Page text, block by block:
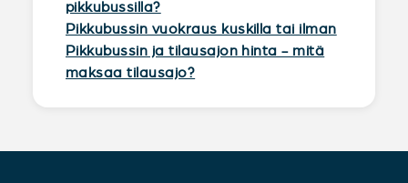
pikkubussilla?
Pikkubussin vuokraus kuskilla tai ilman
Pikkubussin ja tilausajon hinta - mitä
maksaa tilausajo?